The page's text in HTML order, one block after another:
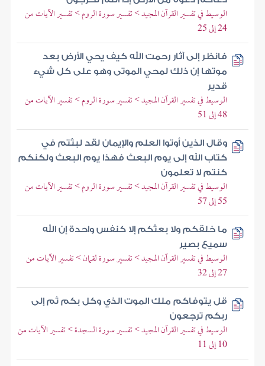
الوسيط في تفسير القرآن المجيد > تفسير سورة الروم > تفسير الآيات من
24 إلى 25
فانظر إلى آثار رحمت الله كيف يحي الأرض بعد
موتها إن ذلك لمحي الموتى وهو على كل شيء
قدير
الوسيط في تفسير القرآن المجيد > تفسير سورة الروم > تفسير الآيات من
48 إلى 51
وقال الذين أوتوا العلم والإيمان لقد لبثتم في
كتاب الله إلى يوم البعث فهذا يوم البعث ولكنكم
كنتم لا تعلمون
الوسيط في تفسير القرآن المجيد > تفسير سورة الروم > تفسير الآيات من
55 إلى 57
ما خلقكم ولا بعثكم إلا كنفس واحدة إن الله
سميع بصير
الوسيط في تفسير القرآن المجيد > تفسير سورة لقمان > تفسير الآيات من
27 إلى 32
قل يتوفاكم ملك الموت الذي وكل بكم ثم إلى
ربكم ترجعون
الوسيط في تفسير القرآن المجيد > تفسير سورة السجدة > تفسير الآيات من
10 إلى 11